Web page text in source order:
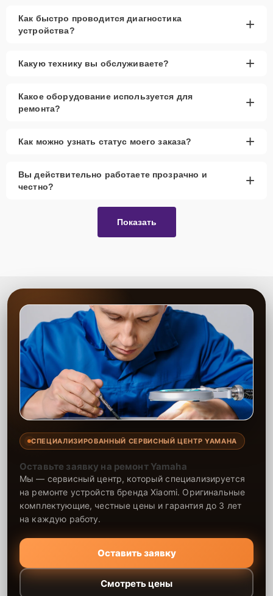
Как быстро проводится диагностика
устройства?
+
Какую технику вы обслуживаете? +
Какое оборудование используется для
ремонта?
+
Как можно узнать статус моего заказа? +
Вы действительно работаете прозрачно и
честно?
+
Показать
СПЕЦИАЛИЗИРОВАННЫЙ СЕРВИСНЫЙ ЦЕНТР YAMAHA
Оставьте заявку на ремонт Yamaha
Мы — сервисный центр, который специализируется
на ремонте устройств бренда Xiaomi. Оригинальные
комплектующие, честные цены и гарантия до 3 лет
на каждую работу.
Оставить заявку
Смотреть цены